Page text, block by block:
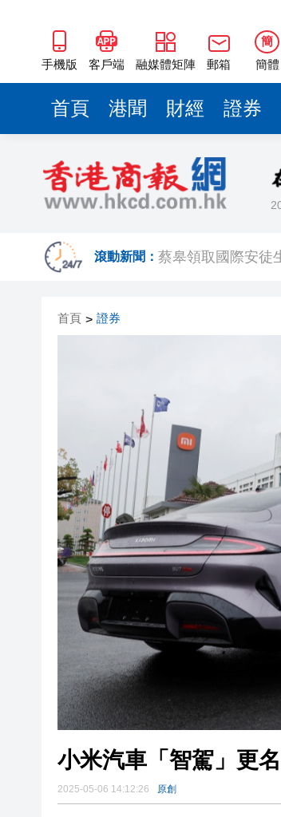
手機版 客戶端 融媒體矩陣 郵箱
簡
簡體
首頁 港聞 財經 證券
滾動新聞： 蔡皋領取國際安徒
宏福苑大火｜何偉
有片｜楊明莊思
首頁 > 證券
小米汽車「智駕」更
2025-05-06 14:12:26 原創